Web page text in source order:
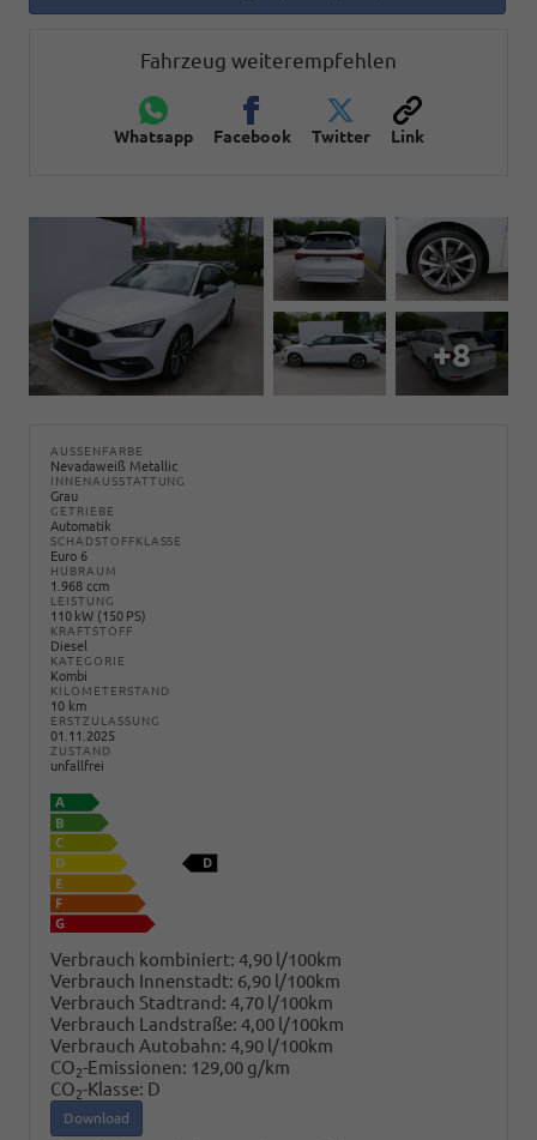
Fahrzeug weiterempfehlen
Whatsapp Facebook Twitter Link
+8
AUSSENFARBE
Nevadaweiß Metallic
INNENAUSSTATTUNG
Grau
GETRIEBE
Automatik
SCHADSTOFFKLASSE
Euro 6
HUBRAUM
1.968 ccm
LEISTUNG
110 kW (150 PS)
KRAFTSTOFF
Diesel
KATEGORIE
Kombi
KILOMETERSTAND
10 km
ERSTZULASSUNG
01.11.2025
ZUSTAND
unfallfrei
Verbrauch kombiniert: 4,90 l/100km
Verbrauch Innenstadt: 6,90 l/100km
Verbrauch Stadtrand: 4,70 l/100km
Verbrauch Landstraße: 4,00 l/100km
Verbrauch Autobahn: 4,90 l/100km
CO2-Emissionen: 129,00 g/km
CO2-Klasse: D
Download